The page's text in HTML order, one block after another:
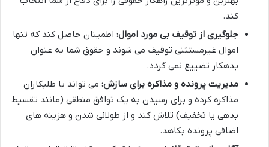
کند.
جلوگیری از توقیف بی مورد اموال: اطمینان حاصل کند که تنها
اموال غیرمستثنی توقیف می شوند و حقوق شما به عنوان
بدهکار تضییع نمی گردد.
مدیریت پرونده و مذاکره برای سازش: می تواند با طلبکاران
مذاکره کرده و برای رسیدن به یک توافق منطقی (مانند تقسیط
بدهی یا تخفیف) تلاش کند و از طولانی شدن و هزینه های
اضافی پرونده بکاهد.